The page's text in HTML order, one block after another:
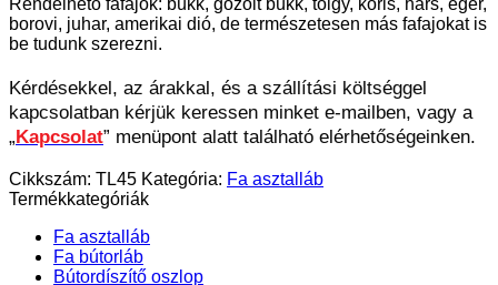
Rendelhető fafajok: bükk, gőzölt bükk, tölgy, kőris, hárs, éger,
borovi, juhar, amerikai dió, de természetesen más fafajokat is
be tudunk szerezni.
Kérdésekkel, az árakkal, és a szállítási költséggel
kapcsolatban kérjük keressen minket e-mailben, vagy a
„Kapcsolat” menüpont alatt található elérhetőségeinken.
Cikkszám: TL45 Kategória: Fa asztalláb
Termékkategóriák
Fa asztalláb
Fa bútorláb
Bútordíszítő oszlop